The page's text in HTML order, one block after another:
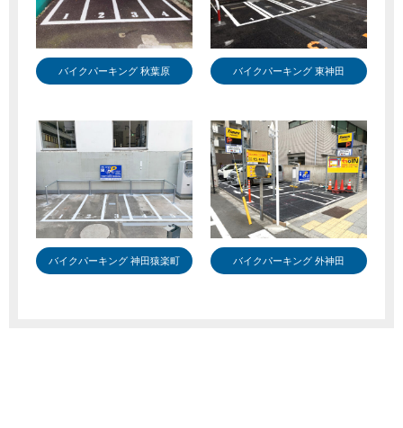
バイクパーキング 秋葉原 バイクパーキング 東神田
バイクパーキング 神田猿楽町 バイクパーキング 外神田